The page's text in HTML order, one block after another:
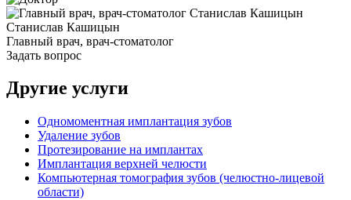
Станислав Кашицын
Главный врач, врач-стоматолог
Задать вопрос
Другие услуги
Одномоментная имплантация зубов
Удаление зубов
Протезирование на имплантах
Имплантация верхней челюсти
Компьютерная томография зубов (челюстно-лицевой
области)